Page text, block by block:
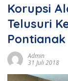
Korupsi
Telusuri
Pontianak
Admin
31 Juli 2018